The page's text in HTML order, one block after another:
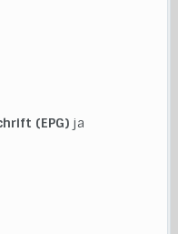
(EPG) ja